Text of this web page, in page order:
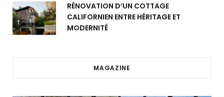
RÉNOVATION D’UN COTTAGE
CALIFORNIEN ENTRE HÉRITAGE ET
MODERNITÉ
MAGAZINE